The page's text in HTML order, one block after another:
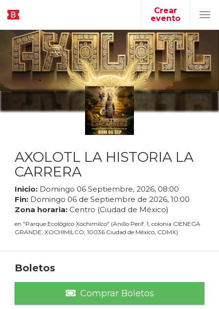
Crear
evento
AXOLOTL LA HISTORIA LA
CARRERA
Inicio: Domingo 06 Septiembre, 2026, 08:00
Fin: Domingo 06 de Septiembre de 2026, 10:00
Zona horaria: Centro (Ciudad de México)
en "Parque Ecológico Xochimilco" (Anillo Perif. 1, colonia CIENEGA
GRANDE, XOCHIMILCO, 10036 Ciudad de México, CDMX)
Boletos
Comprar Boletos